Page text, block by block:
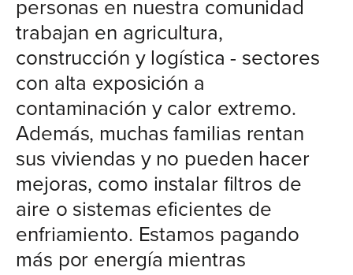
personas en nuestra comunidad
trabajan en agricultura,
construcción y logística - sectores
con alta exposición a
contaminación y calor extremo.
Además, muchas familias rentan
sus viviendas y no pueden hacer
mejoras, como instalar filtros de
aire o sistemas eficientes de
enfriamiento. Estamos pagando
más por energía mientras